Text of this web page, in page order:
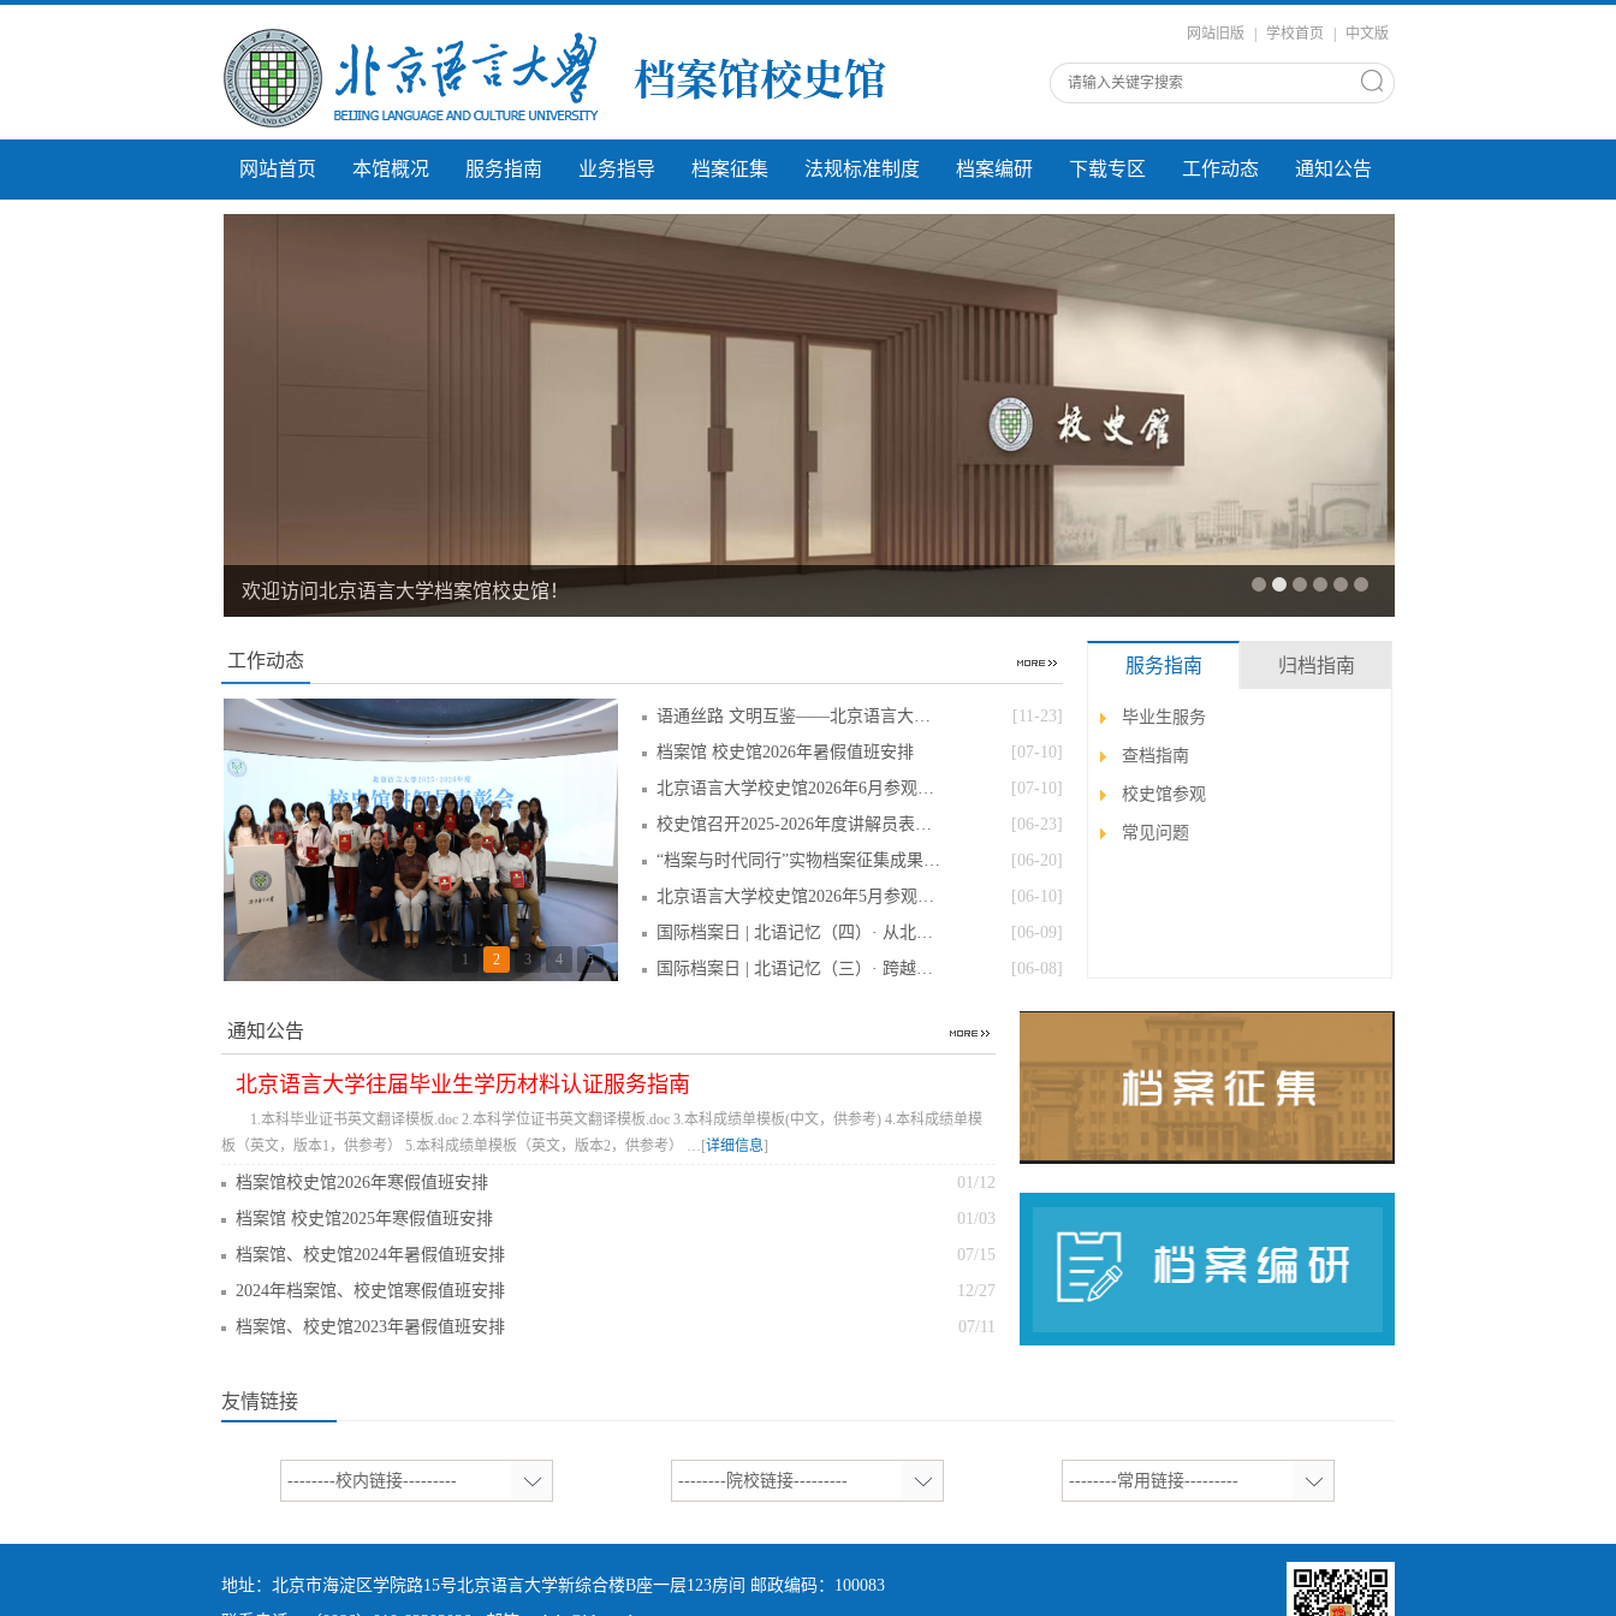
网站旧版 学校首页 中文版
网站首页 本馆概况 服务指南 业务指导 档案征集 法规标准制度 档案编研 下载专区 工作动态 通知公告
欢迎访问北京语言大学档案馆校史馆！
工作动态
1 2 3 4 5
[11-23]
语通丝路 文明互鉴——北京语言大学“一带
[07-10]
档案馆 校史馆2026年暑假值班安排
[07-10]
北京语言大学校史馆2026年6月参观月报
[06-23]
校史馆召开2025-2026年度讲解员表彰暨经验
[06-20]
“档案与时代同行”实物档案征集成果展反响
[06-10]
北京语言大学校史馆2026年5月参观月报
[06-09]
国际档案日 | 北语记忆（四）· 从北语到波
[06-08]
国际档案日 | 北语记忆（三）· 跨越重洋的
服务指南 归档指南
毕业生服务
查档指南
校史馆参观
常见问题
通知公告
北京语言大学往届毕业生学历材料认证服务指南
1.本科毕业证书英文翻译模板.doc 2.本科学位证书英文翻译模板.doc 3.本科成绩单模板(中文，供参考) 4.本科成绩单模
板（英文，版本1，供参考） 5.本科成绩单模板（英文，版本2，供参考） …[详细信息]
01/12
档案馆校史馆2026年寒假值班安排
01/03
档案馆 校史馆2025年寒假值班安排
07/15
档案馆、校史馆2024年暑假值班安排
12/27
2024年档案馆、校史馆寒假值班安排
07/11
档案馆、校史馆2023年暑假值班安排
友情链接
--------校内链接--------- --------院校链接--------- --------常用链接---------
地址：北京市海淀区学院路15号北京语言大学新综合楼B座一层123房间 邮政编码：100083